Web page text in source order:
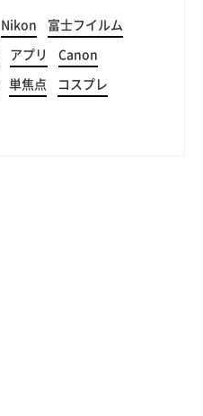
Nikon 富士フイルム
アプリ Canon
単焦点 コスプレ